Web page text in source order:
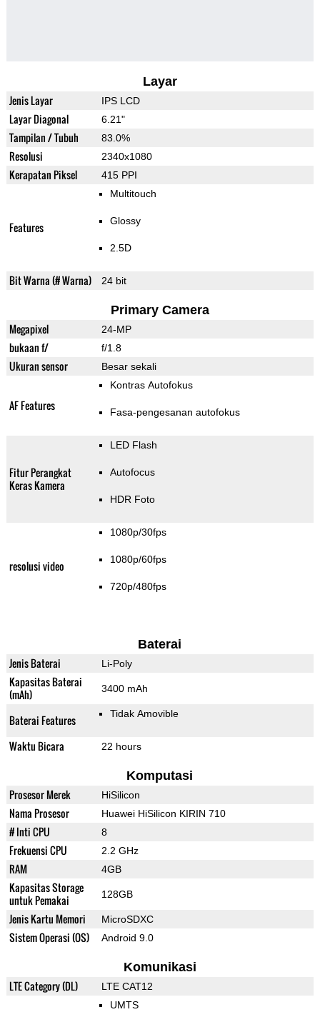
Layar
Jenis Layar IPS LCD
Layar Diagonal 6.21"
Tampilan / Tubuh 83.0%
Resolusi 2340x1080
Kerapatan Piksel 415 PPI
Features
Multitouch
Glossy
2.5D
Bit Warna (# Warna) 24 bit
Primary Camera
Megapixel 24-MP
bukaan f/ f/1.8
Ukuran sensor Besar sekali
AF Features
Kontras Autofokus
Fasa-pengesanan autofokus
Fitur Perangkat
Keras Kamera
LED Flash
Autofocus
HDR Foto
resolusi video
1080p/30fps
1080p/60fps
720p/480fps
Baterai
Jenis Baterai Li-Poly
Kapasitas Baterai
(mAh)
3400 mAh
Baterai Features Tidak Amovible
Waktu Bicara 22 hours
Komputasi
Prosesor Merek HiSilicon
Nama Prosesor Huawei HiSilicon KIRIN 710
# Inti CPU 8
Frekuensi CPU 2.2 GHz
RAM 4GB
Kapasitas Storage
untuk Pemakai
128GB
Jenis Kartu Memori MicroSDXC
Sistem Operasi (OS) Android 9.0
Komunikasi
LTE Category (DL)
LTE CAT12
UMTS